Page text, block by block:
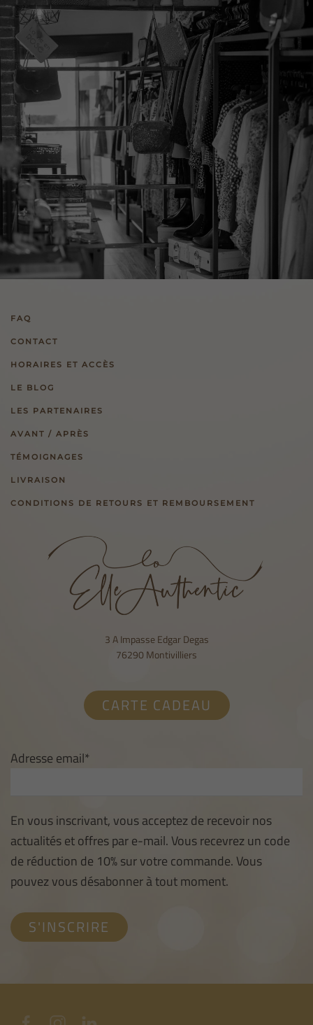
FAQ
CONTACT
HORAIRES ET ACCÈS
LE BLOG
LES PARTENAIRES
AVANT / APRÈS
TÉMOIGNAGES
LIVRAISON
CONDITIONS DE RETOURS ET REMBOURSEMENT
3 A Impasse Edgar Degas
76290 Montivilliers
CARTE CADEAU
Adresse email*
En vous inscrivant, vous acceptez de recevoir nos
actualités et offres par e-mail. Vous recevrez un code
de réduction de 10% sur votre commande. Vous
pouvez vous désabonner à tout moment.